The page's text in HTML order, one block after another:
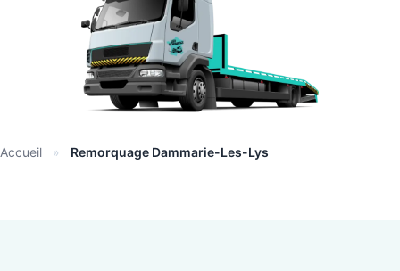
Accueil » Remorquage Dammarie-Les-Lys